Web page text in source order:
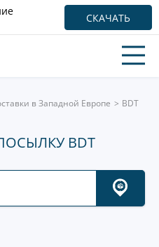
СКАЧАТЬ
в Западной Европе BDT
BDT